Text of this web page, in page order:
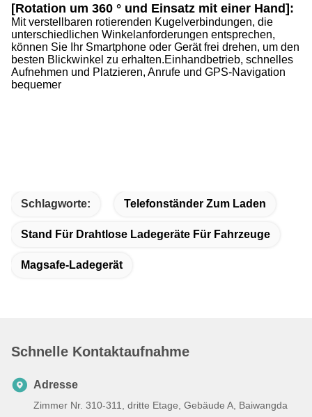
[Rotation um 360 ° und Einsatz mit einer Hand]:
Mit verstellbaren rotierenden Kugelverbindungen, die
unterschiedlichen Winkelanforderungen entsprechen,
können Sie Ihr Smartphone oder Gerät frei drehen, um den
besten Blickwinkel zu erhalten.Einhandbetrieb, schnelles
Aufnehmen und Platzieren, Anrufe und GPS-Navigation
bequemer
Schlagworte: Telefonständer Zum Laden
Stand Für Drahtlose Ladegeräte Für Fahrzeuge
Magsafe-Ladegerät
Schnelle Kontaktaufnahme
Adresse
Zimmer Nr. 310-311, dritte Etage, Gebäude A, Baiwangda